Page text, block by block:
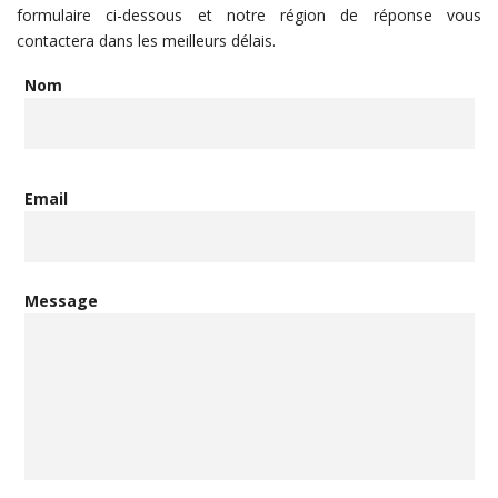
formulaire ci-dessous et notre région de réponse vous
contactera dans les meilleurs délais.
Nom
Email
Message